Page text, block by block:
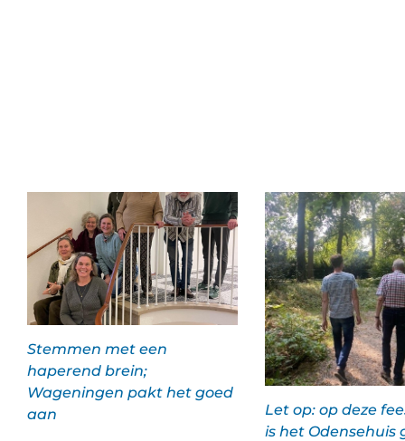
Stemmen met een
haperend brein;
Wageningen pakt het goed
aan
Let op: op deze
is het Odensehuis